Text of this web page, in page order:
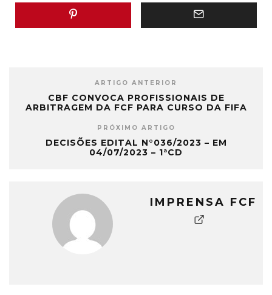
ARTIGO ANTERIOR
CBF CONVOCA PROFISSIONAIS DE
ARBITRAGEM DA FCF PARA CURSO DA FIFA
PRÓXIMO ARTIGO
DECISÕES EDITAL N°036/2023 – EM
04/07/2023 – 1ªCD
IMPRENSA FCF